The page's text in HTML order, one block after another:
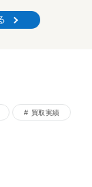
買取実績